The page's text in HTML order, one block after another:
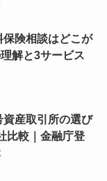
保険相談はどこが
解と3サービス
資産取引所の選び
比較｜金融庁登